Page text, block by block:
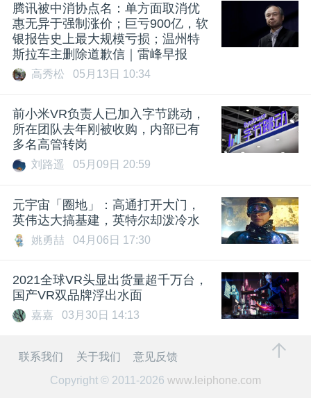
腾讯被中消协点名：单方面取消优
惠无异于强制涨价；巨亏900亿，软
银报告史上最大规模亏损；温州特
斯拉车主删除道歉信｜雷峰早报
高秀松 05月13日 10:34
前小米VR负责人已加入字节跳动，
所在团队去年刚被收购，内部已有
多名高管转岗
刘路遥 05月09日 20:59
元宇宙「圈地」：高通打开大门，
英伟达大搞基建，英特尔却泼冷水
姚勇喆 04月06日 17:30
2021全球VR头显出货量超千万台，
国产VR双品牌浮出水面
嘉嘉 03月30日 14:13
联系我们 关于我们
意见反馈
Copyright © 2011-2026 www.leiphone.com